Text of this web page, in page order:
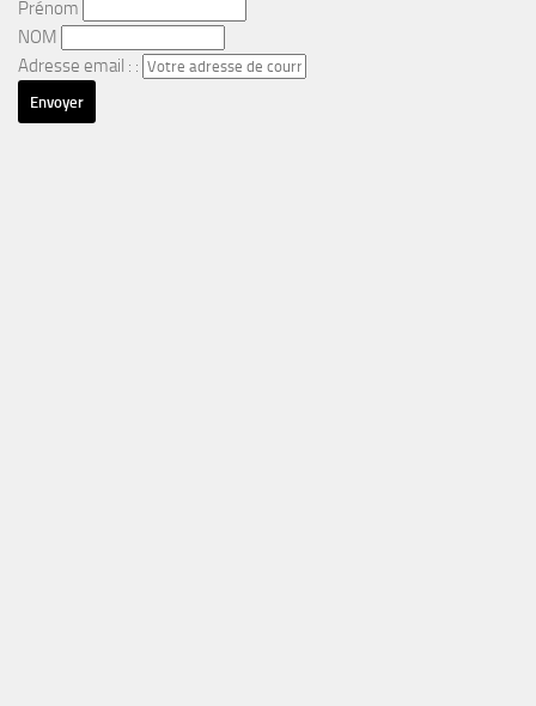
Prénom
NOM
Adresse email : :